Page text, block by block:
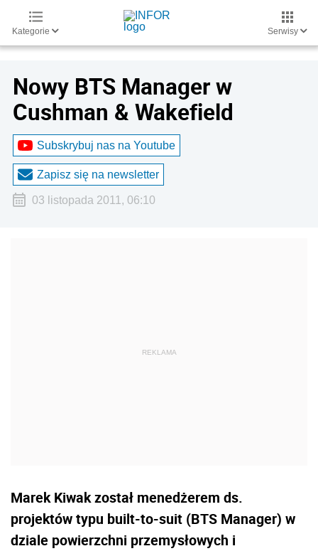
Kategorie Serwisy
Nowy BTS Manager w
Cushman & Wakefield
Subskrybuj nas na Youtube
Zapisz się na newsletter
03 listopada 2011, 06:10
Marek Kiwak został menedżerem ds.
projektów typu built-to-suit (BTS Manager) w
dziale powierzchni przemysłowych i